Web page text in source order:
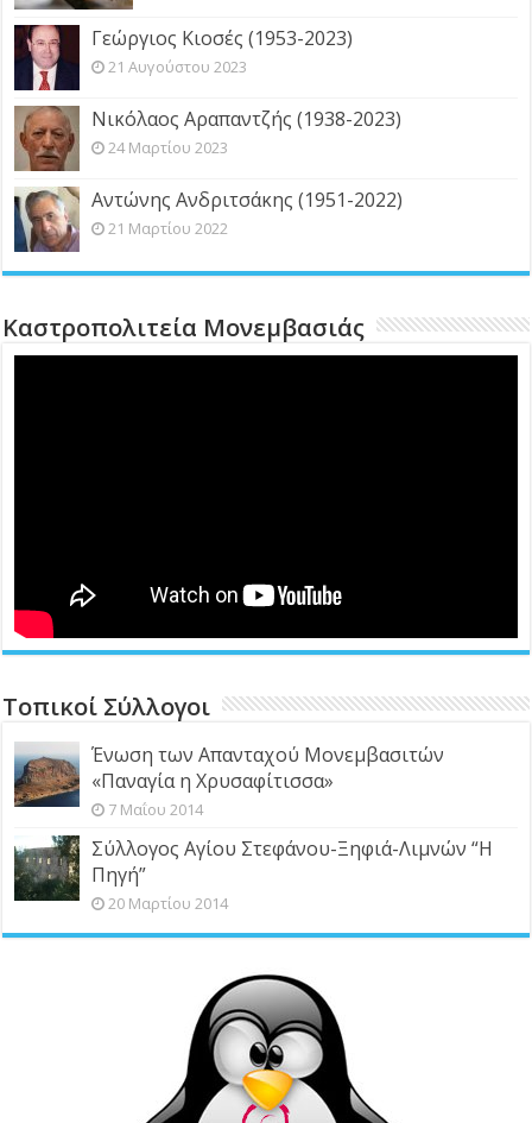
Γεώργιος Κιοσές (1953-2023)
21 Αυγούστου 2023
Νικόλαος Αραπαντζής (1938-2023)
24 Μαρτίου 2023
Αντώνης Ανδριτσάκης (1951-2022)
21 Μαρτίου 2022
Καστροπολιτεία Μονεμβασιάς
Τοπικοί Σύλλογοι
Ένωση των Απανταχού Μονεμβασιτών
«Παναγία η Χρυσαφίτισσα»
7 Μαΐου 2014
Σύλλογος Αγίου Στεφάνου-Ξηφιά-Λιμνών “Η
Πηγή”
20 Μαρτίου 2014